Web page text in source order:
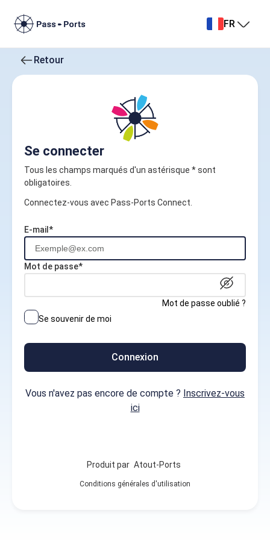
FR
Retour
Se connecter
Tous les champs marqués d'un astérisque * sont
obligatoires.
Connectez-vous avec Pass-Ports Connect.
E-mail*
Mot de passe*
Mot de passe oublié ?
Se souvenir de moi
Connexion
Vous n'avez pas encore de compte ? Inscrivez-vous
ici
Produit par Atout-Ports
Conditions générales d'utilisation